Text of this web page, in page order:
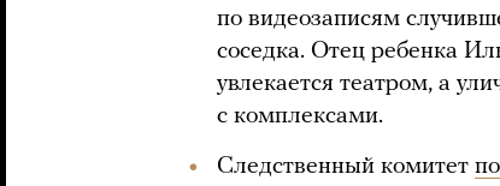
по видеозаписям
соседка. Отец ребенка
увлекается театром, а
с комплексами.
Следственный комитет